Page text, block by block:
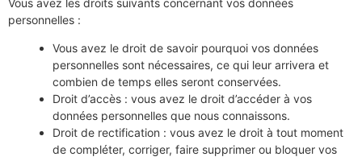
Vous avez les droits suivants concernant vos données
personnelles :
Vous avez le droit de savoir pourquoi vos données
personnelles sont nécessaires, ce qui leur arrivera et
combien de temps elles seront conservées.
Droit d’accès : vous avez le droit d’accéder à vos
données personnelles que nous connaissons.
Droit de rectification : vous avez le droit à tout moment
de compléter, corriger, faire supprimer ou bloquer vos